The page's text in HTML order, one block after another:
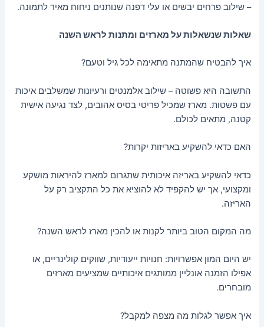
– שילוב פרחים יבשים או עלי דפנה שנותנים ניחוח מאיר לתמונה.
שאלות שנשאלות על מארזים ומתנות לראש השנה
איך להבטיח שהמתנה מתאימה לכל גיל וטעם?
התשובה היא פשוטה – שילוב אלמנטים ורעיונות שמשלבים איכות
עם פשטות. מארז שמכיל פריטי בסיס אהובים, לצד נגיעה אישית
קטנה, מתאים לכולם.
האם כדאי להשקיע באריזות יקרות?
כדאי להשקיע באריזה איכותית שתגרום למארז להיראות מושקע
ומקצועי, אך יש להקפיד לא להוציא את כל התקציב רק על
האריזה.
מה המקום הטוב ביותר לקנות או להכין מארז לראש השנה?
יש היום המון אפשרויות: חנויות ייעודיות, שווקים קולינריים, או
אפילו הזמנה אונליין ממותגים איכותיים שמציעים מארזים
מובחרים.
איך אפשר לגלות מה מצפה למקבל?